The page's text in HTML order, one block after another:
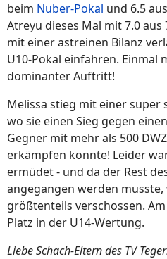
beim Nuber-Pokal und 6.5
Atreyu dieses Mal mit 7.0 aus
mit einer astreinen Bilanz
U10-Pokal einfahren. Einmal
dominanter Auftritt!
Melissa stieg mit einer super
wo sie einen Sieg gegen
Gegner mit mehr als 500
erkämpfen konnte! Leider
ermüdet - und da der Rest
angegangen werden
größtenteils verschossen.
Platz in der U14-Wertung.
Liebe Schach-Eltern des TV